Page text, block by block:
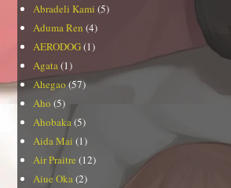
Abradeli Kami (5)
Aduma Ren (4)
AERODOG(1)
Agata (1)
Ahegao (57)
Aho (5)
Ahobaka (5)
Aida Mai (1)
Air Praitre (12)
Aiue Oka (2)